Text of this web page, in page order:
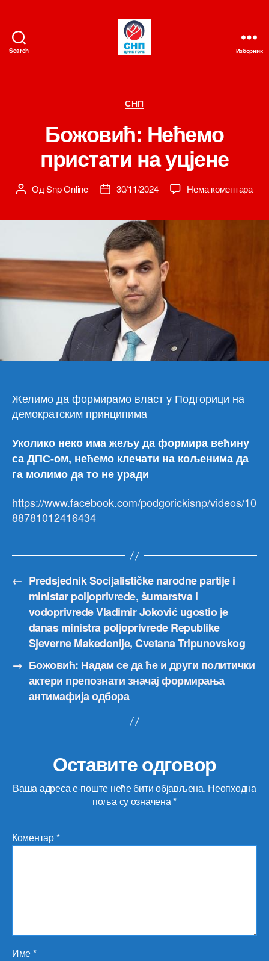
Search Изборник
Категорије
СНП
Божовић: Нећемо
пристати на уцјене
Аутор
ОдSnp Online
Датум30/11/2024 Нема коментарана
Желимо да формирамо власт у Подгорици на
демократским принципима
Уколико неко има жељу да формира већину
са ДПС-ом, нећемо клечати на кољенима да
га молимо да то не уради
https://www.facebook.com/podgorickisnp/videos/10
88781012416434
← Predsjednik Socijalističke narodne partije i
ministar poljoprivrede, šumarstva i
vodoprivrede Vladimir Joković ugostio je
danas ministra poljoprivrede Republike
Sjeverne Makedonije, Cvetana Tripunovskog
→ Божовић: Надам се да ће и други политички
актери препознати значај формирања
антимафија одбора
Оставите одговор
Ваша адреса е-поште неће бити објављена. Неопходна
поља су означена*
Коментар*
Име*